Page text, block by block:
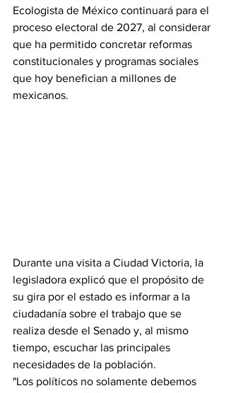
Ecologista de México continuará para el
proceso electoral de 2027, al considerar
que ha permitido concretar reformas
constitucionales y programas sociales
que hoy benefician a millones de
mexicanos.
Durante una visita a Ciudad Victoria, la
legisladora explicó que el propósito de
su gira por el estado es informar a la
ciudadanía sobre el trabajo que se
realiza desde el Senado y, al mismo
tiempo, escuchar las principales
necesidades de la población.
"Los políticos no solamente debemos